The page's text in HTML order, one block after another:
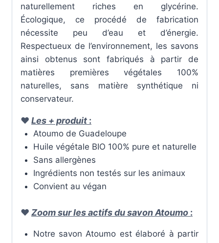
naturellement riches en glycérine.
Écologique, ce procédé de fabrication
nécessite peu d’eau et d’énergie.
Respectueux de l’environnement, les savons
ainsi obtenus sont fabriqués à partir de
matières premières végétales 100%
naturelles, sans matière synthétique ni
conservateur.
♥ Les + produit :
Atoumo de Guadeloupe
Huile végétale BIO 100% pure et naturelle
Sans allergènes
Ingrédients non testés sur les animaux
Convient au végan
♥ Zoom sur les actifs du savon Atoumo :
Notre savon Atoumo est élaboré à partir